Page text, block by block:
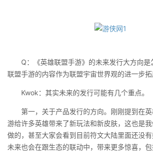
Q：《英雄联盟手游》的未来发行大方向是
联盟手游的内容作为联盟宇宙世界观的进一步
Kwok：其实未来的发行可能有几个重点。
第一，关于产品发行的方向。刚刚提到在英
游给许多英雄带来了新玩法和新皮肤，这也是
做的，甚至大家会看到目前符文大陆里面还没有
未来也会在跟生态的联动中，带来更多惊喜，